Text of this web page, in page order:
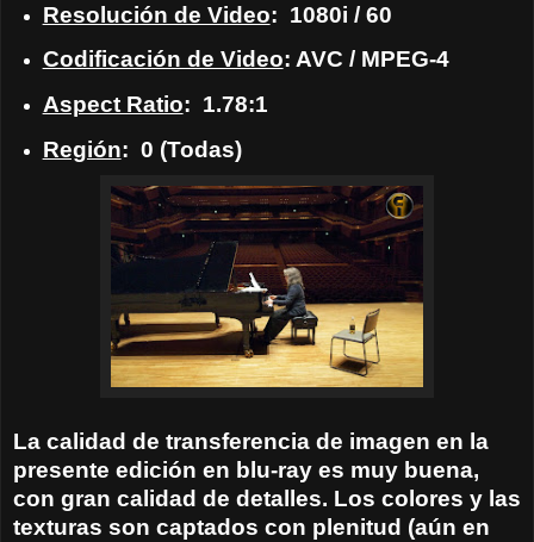
Resolución de Video: 1080i / 60
Codificación de Video: AVC / MPEG-4
Aspect Ratio: 1.78:1
Región: 0 (Todas)
La calidad de transferencia de imagen en la
presente edición en blu-ray es muy buena,
con gran calidad de detalles. Los colores y las
texturas son captados con plenitud (aún en